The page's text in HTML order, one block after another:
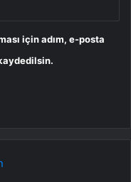
için adım, e-posta